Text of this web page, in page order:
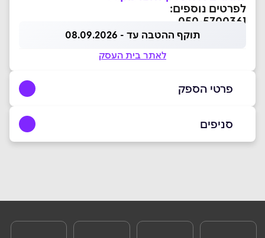
לפרטים נוספים:
050-5700361
תוקף ההטבה עד - 08.09.2026
לאתר בית העסק
פרטי הספק
באתר בפייסבוק
שם מלא*
סניפים